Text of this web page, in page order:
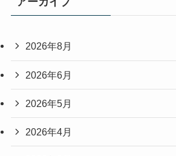
2026年8月
2026年6月
2026年5月
2026年4月